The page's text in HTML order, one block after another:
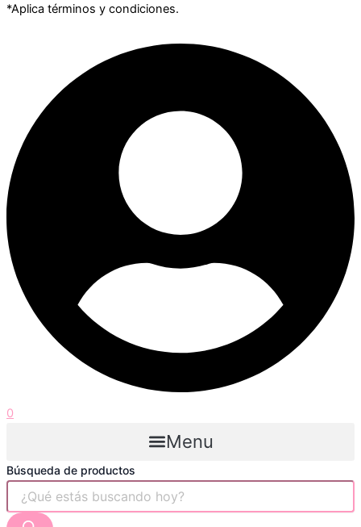
*Aplica términos y condiciones.
0
Menu
Búsqueda de productos